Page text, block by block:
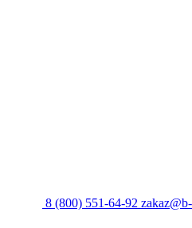
8 (800) 551-64-92